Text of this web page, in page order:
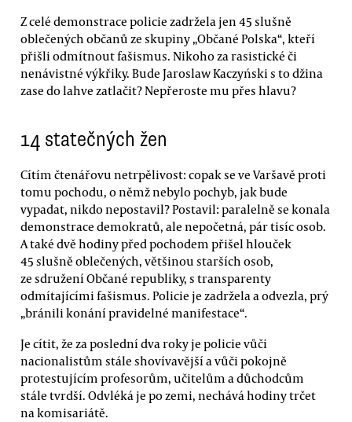
Z celé demonstrace policie zadržela jen 45 slušně
oblečených občanů ze skupiny „Občané Polska“, kteří
přišli odmítnout fašismus. Nikoho za rasistické či
nenávistné výkřiky. Bude Jaroslaw Kaczyński s to džina
zase do lahve zatlačit? Nepřeroste mu přes hlavu?
14 statečných žen
Cítím čtenářovu netrpělivost: copak se ve Varšavě proti
tomu pochodu, o němž nebylo pochyb, jak bude
vypadat, nikdo nepostavil? Postavil: paralelně se konala
demonstrace demokratů, ale nepočetná, pár tisíc osob.
A také dvě hodiny před pochodem přišel hlouček
45 slušně oblečených, většinou starších osob,
ze sdružení Občané republiky, s transparenty
odmítajícími fašismus. Policie je zadržela a odvezla, prý
„bránili konání pravidelné manifestace“.
Je cítit, že za poslední dva roky je policie vůči
nacionalistům stále shovívavější a vůči pokojně
protestujícím profesorům, učitelům a důchodcům
stále tvrdší. Odvléká je po zemi, nechává hodiny trčet
na komisariátě.